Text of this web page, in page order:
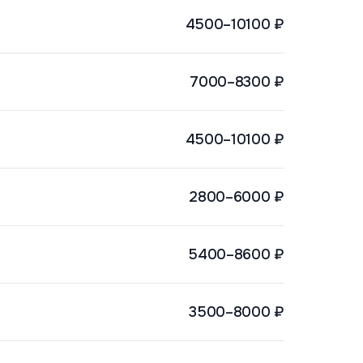
4500–10100 ₽
7000–8300 ₽
4500–10100 ₽
2800–6000 ₽
5400–8600 ₽
3500–8000 ₽